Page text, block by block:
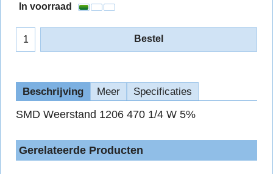
In voorraad
Bestel
Beschrijving Meer Specificaties
SMD Weerstand 1206 470 1/4 W 5%
Gerelateerde Producten